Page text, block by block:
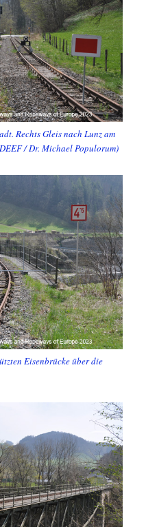
Rechts Gleis nach Lunz am
/ Dr. Michael Populorum)
Eisenbrücke über die